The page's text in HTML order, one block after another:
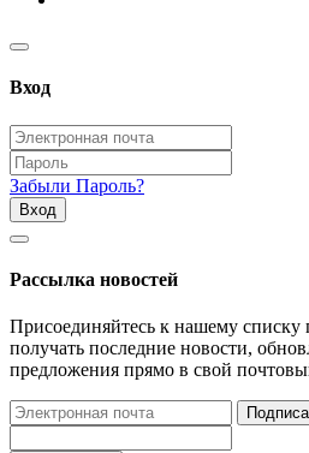
Вход
Забыли Пароль?
Вход
Рассылка новостей
Присоединяйтесь к нашему списку
получать последние новости,
предложения прямо в свой